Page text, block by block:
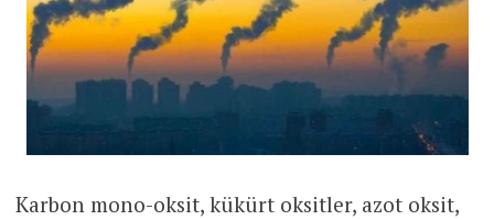
Karbon mono-oksit, kükürt oksitler, azot oksit,